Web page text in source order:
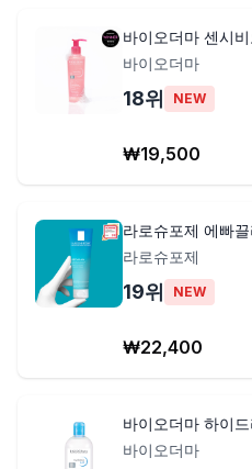
바이오더마 센시
바이오더마
18위 NEW
₩19,500
라로슈포제 에빠
라로슈포제
19위 NEW
₩22,400
바이오더마 하이
바이오더마